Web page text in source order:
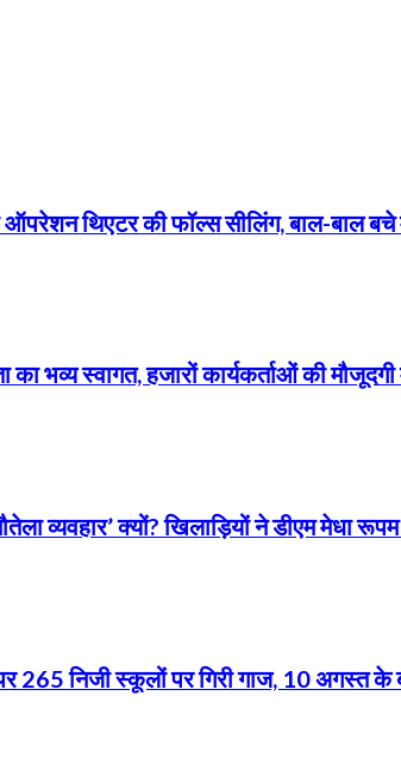
ऑपरेशन थिएटर की फॉल्स सीलिंग, बाल-बाल
का भव्य स्वागत, हजारों कार्यकर्ताओं की
व्यवहार’ क्यों? खिलाड़ियों ने डीएम मेधा
निजी स्कूलों पर गिरी गाज, 10 अगस्त के